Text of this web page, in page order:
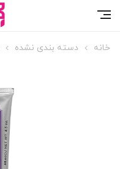
خانه دسته بندی نشده